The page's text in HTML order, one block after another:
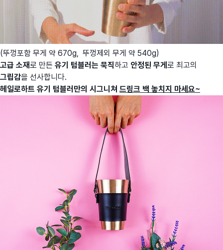
(뚜껑포함 무게 약 670g, 뚜껑제외 무게 약 540g)
고급 소재로 만든 유기 텀블러는 묵직하고 안정된 무게 로 최고의
그립감을 선사합니다.
헤일로하트 유기 텀블러만의 시그니쳐 드링크 백 놓치지 마세요~